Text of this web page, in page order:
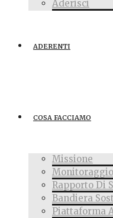
Aderisci
ADERENTI
COSA FACCIAMO
Missione
Rapporto Di
Bandiera
Piattaforma